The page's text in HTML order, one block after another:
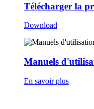
Télécharger la
Download
Manuels
En savoir plus